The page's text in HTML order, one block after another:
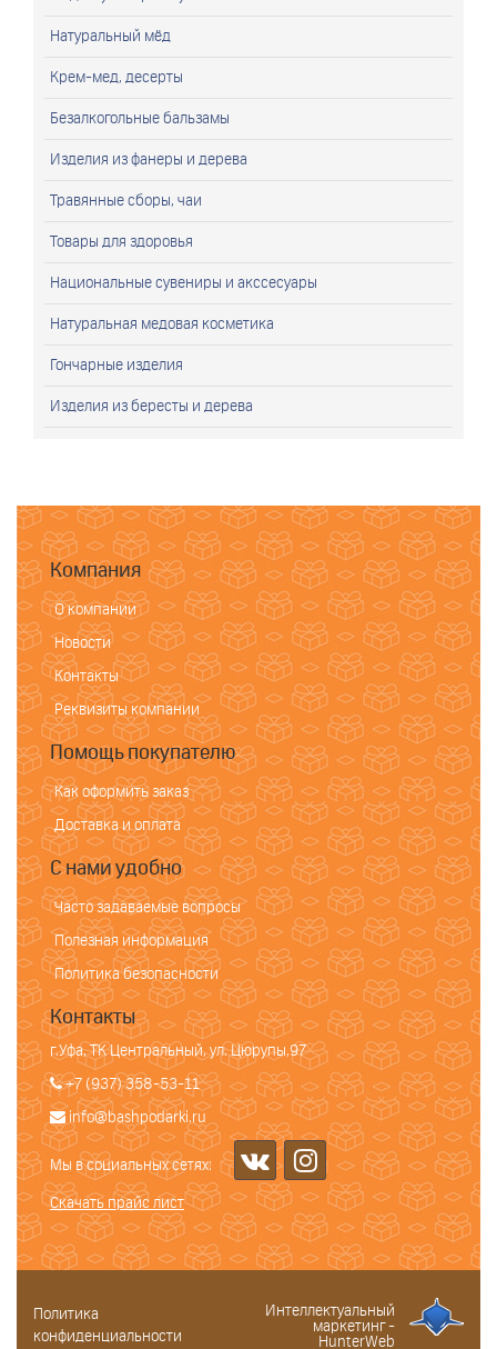
Натуральный мёд
Крем-мед, десерты
Безалкогольные бальзамы
Изделия из фанеры и дерева
Травянные сборы, чаи
Товары для здоровья
Национальные сувениры и акссесуары
Натуральная медовая косметика
Гончарные изделия
Изделия из бересты и дерева
Компания
О компании
Новости
Контакты
Реквизиты компании
Помощь покупателю
Как оформить заказ
Доставка и оплата
С нами удобно
Часто задаваемые вопросы
Полезная информация
Политика безопасности
Контакты
г.Уфа, ТК Центральный, ул. Цюрупы,97
+7 (937) 358-53-11
info@bashpodarki.ru
Мы в социальных сетях:
Скачать прайс лист
Политика
конфиденциальности
Интеллектуальный
маркетинг -
HunterWeb